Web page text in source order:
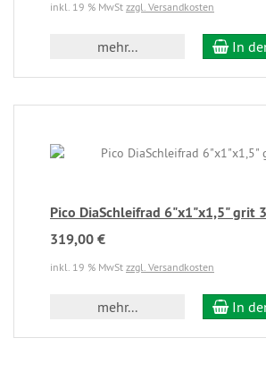
inkl. 19 % MwSt zzgl. Versandkosten
mehr... In
Pico DiaSchleifrad 6"x1"x1,5" grit
319,00 €
inkl. 19 % MwSt zzgl. Versandkosten
mehr... In